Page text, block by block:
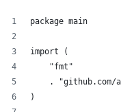
package main
import (
    "fmt"
. "github.com/
)